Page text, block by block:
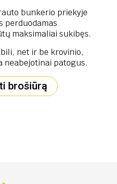
bunkerio priekyje
perduodamas
maksimaliai sukibęs.
net ir be krovinio,
neabejotinai patogus.
brošiūrą